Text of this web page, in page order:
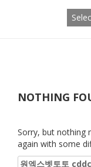
NOTHING
Sorry, but nothing
again with some
Pretraga: